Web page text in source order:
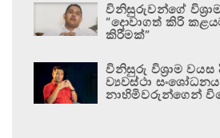
විනිසුරුවන්ගේ
“දොවාගත් කිරි
කිරීමක්”
විනිසුරු විශ්‍රාම වයස
ව්‍යවස්ථා
නාහිමිවරුන්ගෙන්